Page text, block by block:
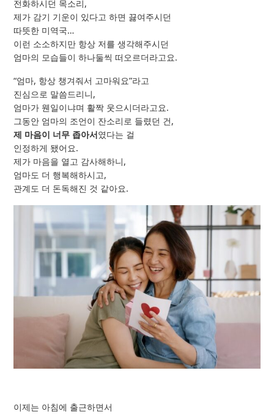
전화하시던 목소리,
제가 감기 기운이 있다고 하면 끓여주시던
따뜻한 미역국…
이런 소소하지만 항상 저를 생각해주시던
엄마의 모습들이 하나둘씩 떠오르더라고요.
“엄마, 항상 챙겨줘서 고마워요”라고
진심으로 말씀드리니,
엄마가 웬일이냐며 활짝 웃으시더라고요.
그동안 엄마의 조언이 잔소리로 들렸던 건,
제 마음이 너무 좁아서였다는 걸
인정하게 됐어요.
제가 마음을 열고 감사해하니,
엄마도 더 행복해하시고,
관계도 더 돈독해진 것 같아요.
이제는 아침에 출근하면서